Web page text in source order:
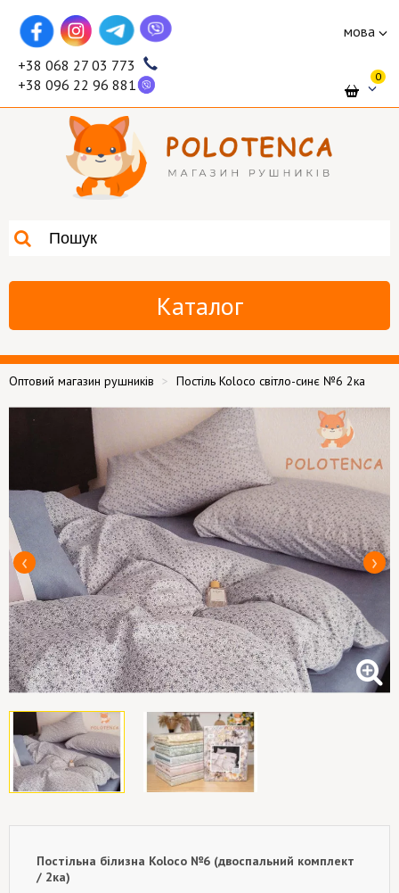
мова
+38 068 27 03 773
+38 096 22 96 881
0
Каталог
Оптовий магазин рушників Постіль Koloco світло-синє №6 2ка
Постільна білизна Koloco №6 (двоспальний комплект
/ 2ка)